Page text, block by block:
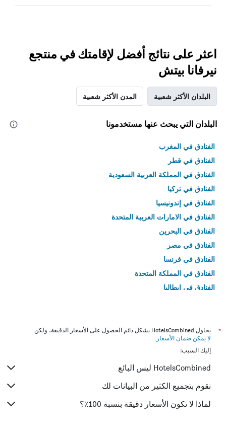
اعثر على نتائج أفضل لإقامتك في منتجع
نيرفانا بيتش
البلدان الأكثر شعبية المدن الأكثر شعبية
البلدان التي يبحث عنها مستخدمونا
الفنادق في المغرب
الفنادق في قطر
الفنادق في المملكة العربية السعودية
الفنادق في تركيا
الفنادق في إندونيسيا
الفنادق في الامارات العربية المتحدة
الفنادق في البحرين
الفنادق في مصر
الفنادق في فرنسا
الفنادق في المملكة المتحدة
الفنادق في إيطاليا
*
يحاول HotelsCombined بشكل دائم الحصول على الأسعار الدقيقة، ولكن
لا يمكن ضمان الأسعار .
إليك السبب:
HotelsCombined ليس البائع
نقوم بتجميع الكثير من البيانات لك
لماذا لا تكون الأسعار دقيقة بنسبة 100٪؟